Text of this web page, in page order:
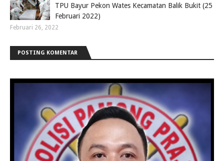
TPU Bayur Pekon Wates Kecamatan Balik Bukit (25
Februari 2022)
Februari 26, 2022
POSTING KOMENTAR